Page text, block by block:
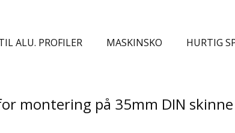
ALU. PROFILER MASKINSKO HURTIG
montering på 35mm DIN skinne